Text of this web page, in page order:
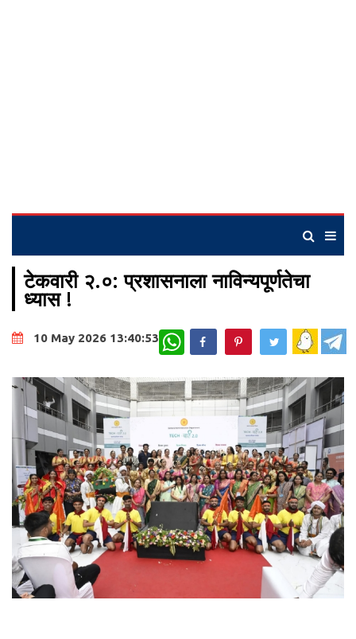
टेकवारी २.०: प्रशासनाला नाविन्यपूर्णतेचा
ध्यास !
10 May 2026 13:40:53 WhatsApp